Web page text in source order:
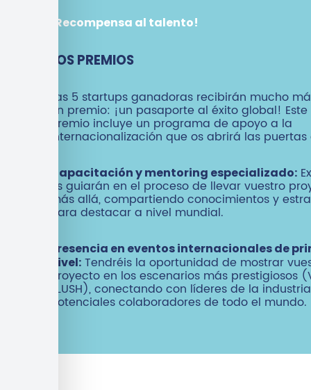
¡Recompensa al talento!
LOS PREMIOS
Las 5 startups ganadoras recibirán mucho
un premio: ¡un pasaporte al éxito global! Este
premio incluye un programa de apoyo a la
internacionalización que os abrirá las puertas
Capacitación y mentoring especializado:
os guiarán en el proceso de llevar vuestro
más allá, compartiendo conocimientos y
para destacar a nivel mundial.
Presencia en eventos internacionales de
nivel: Tendréis la oportunidad de mostrar
proyecto en los escenarios más prestigiosos
SLUSH), conectando con líderes de la
potenciales colaboradores de todo el mundo.